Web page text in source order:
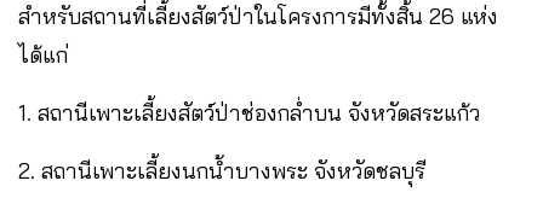
สำหรับสถานที่เลี้ยงสัตว์​ป่าในโครงการมี​ทั้งสิ้น 26 แห่ง
ได้แก่
1. สถานีเพาะเลี้ยงสัตว์ป่าช่องกล่ำบน จังหวัดสระแก้ว
2. สถานีเพาะเลี้ยงนกน้ำบางพระ จังหวัดชลบุรี